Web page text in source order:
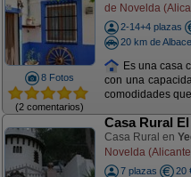
8 Fotos
(2 comentarios)
de Novelda
2-14+4 plazas
20 km de
Es una casa
con una
comodidades
Casa Rural
Casa Rural en
Novelda
7 plazas
20